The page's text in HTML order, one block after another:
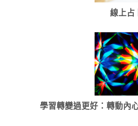
線上占
學習轉變過更好：轉動內